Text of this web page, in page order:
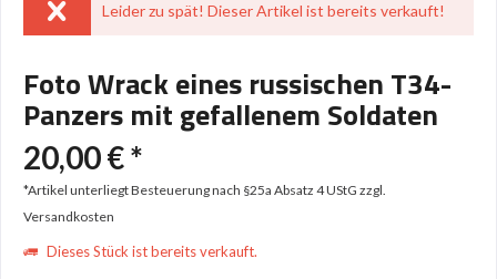
Leider zu spät! Dieser Artikel ist bereits verkauft!
Foto Wrack eines russischen T34-
Panzers mit gefallenem Soldaten
20,00 € *
*Artikel unterliegt Besteuerung nach §25a Absatz 4 UStG zzgl.
Versandkosten
Dieses Stück ist bereits verkauft.